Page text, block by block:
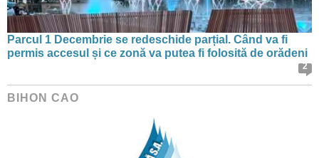
Parcul 1 Decembrie se redeschide parțial. Când va fi
permis accesul și ce zonă va putea fi folosită de orădeni
2
BIHON CAO